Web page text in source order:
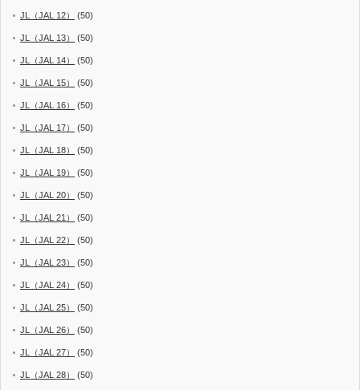
JL（JAL 12） (50)
JL（JAL 13） (50)
JL（JAL 14） (50)
JL（JAL 15） (50)
JL（JAL 16） (50)
JL（JAL 17） (50)
JL（JAL 18） (50)
JL（JAL 19） (50)
JL（JAL 20） (50)
JL（JAL 21） (50)
JL（JAL 22） (50)
JL（JAL 23） (50)
JL（JAL 24） (50)
JL（JAL 25） (50)
JL（JAL 26） (50)
JL（JAL 27） (50)
JL（JAL 28） (50)